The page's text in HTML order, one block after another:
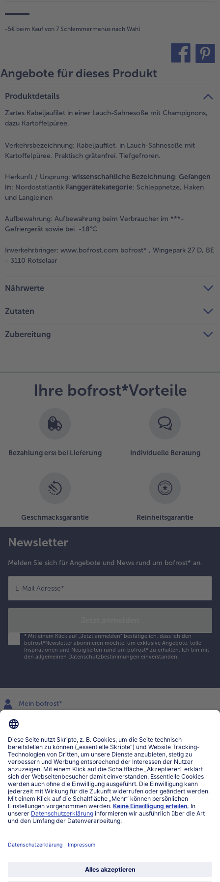
-5€ beim Kauf von 7 Schlemmermenüs nach Wahl
Angebote für dieses Produkt
Produktdetails
Zartes Kabeljaufilet in einer Lauch-Sahnesoße mit Champignons,
dazu Kartoffelpüree.
Verkehrsbezeichnung: Kabeljaufilet, in Lauch-Sahnesoße mit
Kartoffelpüree. Praktisch grätenfrei. Tiefgefroren.
Herkunft / Ursprung: wissenschaftliche Bezeichnung: Gefangen
in: Nordostatlantik Fanggerätekategorie: Schleppnetze, Haken
und Langleinen
Aufbewahrung: Aufbewahrung beim Verbraucher im ***-
Gefriergerät sowie bei -18°C
Inverkehrbringer: www.bofrost.com bofrost* , Wingepark 27 D, BE
- 3110 Rotselaar
Nährwerte
Zutaten
Zubereitung
Ihre bofrost*Vorteile
Bezahlung erst bei Lieferung Individuelle Beratung
Geschmacksgarantie Reinheitsgarantie
Newsletter
Melden Sie sich für Angebote und News rund um bofrost* an.
E-Mail Adresse*
* Mit einem Klick auf „Jetzt anmelden" bestätige ich, dass ich den
bofrost*Newsletter abonnieren möchte, um exklusive Angebote, tolle
Inspirationen und Neuigkeiten rund um bofrost* zu erhalten. Ich bin mit
den allgemeinen Datenschutzbestimmungen einverstanden.
Mein bofrost*
www.bofrost.lu
027863232
Mo-Fr. von 7 bis 20 Uhr
Service
Über bofrost*